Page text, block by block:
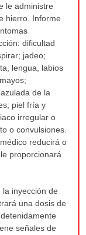
le administre
hierro. Informe
dificultad
jadeo;
lengua, labios
de la
piel fría y
irregular o
o convulsiones.
reducirá o
proporcionará
inyección de
una dosis de
señales de